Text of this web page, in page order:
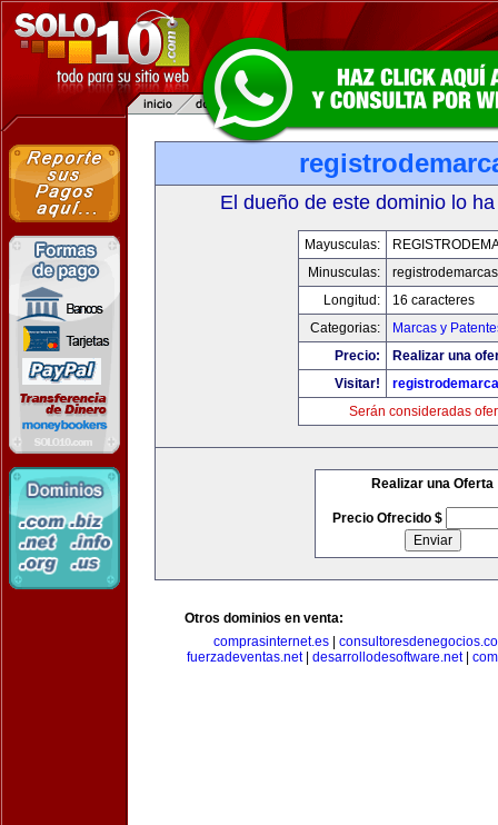
El dueño de este dominio lo
Mayusculas:
Minusculas:
Longitud:
16 caracteres
Categorias:
Marcas y
Precio:
Realizar una
Visitar!
Serán consideradas
Realizar una Oferta
Precio Ofrecido $
Otros dominios en venta:
comprasinternet.es|
fuerzadeventas.net| desarrollodesoftware.net|